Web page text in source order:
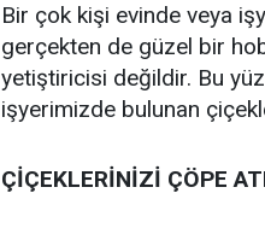
Bir çok kişi evinde veya
gerçekten de güzel bir
yetiştiricisi değildir. Bu
işyerimizde bulunan
ÇİÇEKLERİNİZİ ÇÖPE